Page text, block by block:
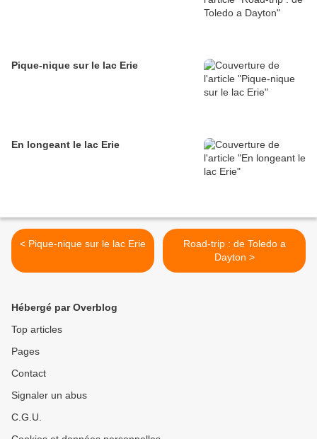
Pique-nique sur le lac Erie
En longeant le lac Erie
< Pique-nique sur le lac Erie
Road-trip : de Toledo a
Dayton >
Hébergé par Overblog
Top articles
Pages
Contact
Signaler un abus
C.G.U.